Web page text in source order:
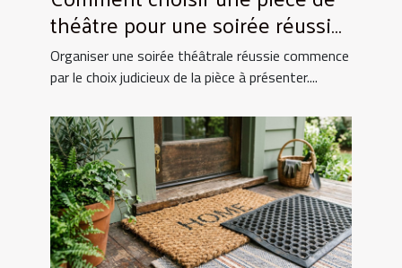
théâtre pour une soirée réussie
?
Organiser une soirée théâtrale réussie commence
par le choix judicieux de la pièce à présenter....